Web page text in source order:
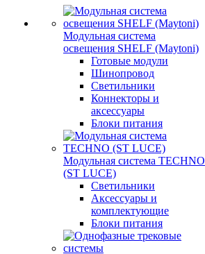
Модульная система
освещения SHELF (Maytoni)
Готовые модули
Шинопровод
Светильники
Коннекторы и
аксессуары
Блоки питания
Модульная система TECHNO
(ST LUCE)
Светильники
Аксессуары и
комплектующие
Блоки питания